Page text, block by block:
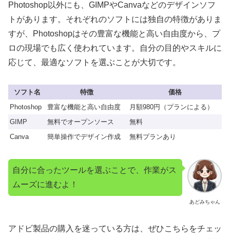
Photoshop以外にも、GIMPやCanvaなどのデザインソフ
トがあります。それぞれのソフトには独自の特徴がありま
すが、Photoshopはその豊富な機能と高い自由度から、プ
ロの現場でも広く使われています。自分の目的やスキルに
応じて、最適なソフトを選ぶことが大切です。
ソフト名 特徴
価格
Photoshop
豊富な機能と高い自由度
月額980円（プランによる）
GIMP
無料でオープンソース
無料
Canva
簡単操作でデザイン作成 無料プランあり
あどみちゃん
自分に合ったツールを選ぶことで、作業がス
ムーズに進むよ！
アドビ製品の購入を迷っている方は、ぜひこちらをチェッ